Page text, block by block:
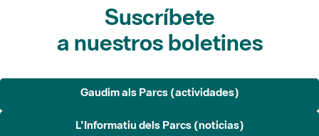
Suscríbete
a nuestros boletines
Gaudim als Parcs (actividades)
L'Informatiu dels Parcs (noticias)